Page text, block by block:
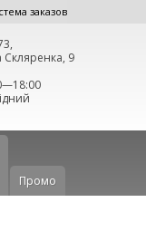
заказов
Скляренка, 9
Промо